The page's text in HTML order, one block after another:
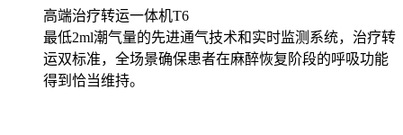
高端治疗转运一体机T6
最低2ml潮气量的先进通气技术和实时监测系统，治疗转
运双标准，全场景确保患者在麻醉恢复阶段的呼吸功能
得到恰当维持。